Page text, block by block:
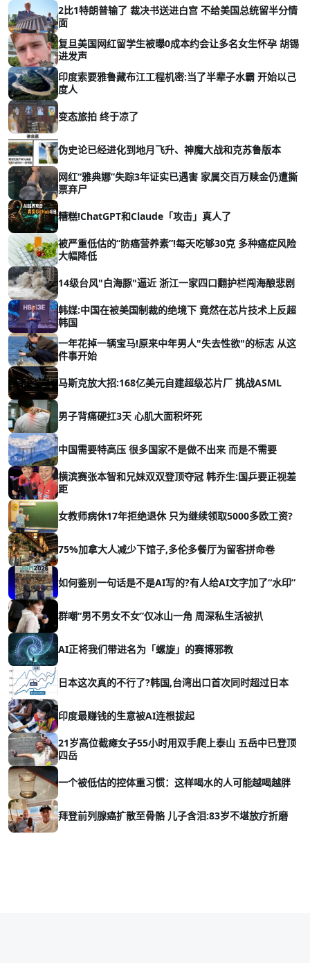
2比1特朗普输了 裁决书送进白宫 不给美国总统留半分情
面
复旦美国网红留学生被曝0成本约会让多名女生怀孕 胡锡
进发声
印度索要雅鲁藏布江工程机密:当了半辈子水霸 开始以己
度人
变态旅拍 终于凉了
伪史论已经进化到地月飞升、神魔大战和克苏鲁版本
网红“雅典娜”失踪3年证实已遇害 家属交百万赎金仍遭撕
票弃尸
糟糕!ChatGPT和Claude「攻击」真人了
被严重低估的“防癌营养素”!每天吃够30克 多种癌症风险
大幅降低
14级台风"白海豚"逼近 浙江一家四口翻护栏闯海酿悲剧
韩媒:中国在被美国制裁的绝境下 竟然在芯片技术上反超
韩国
一年花掉一辆宝马!原来中年男人"失去性欲"的标志 从这
件事开始
马斯克放大招:168亿美元自建超级芯片厂 挑战ASML
男子背痛硬扛3天 心肌大面积坏死
中国需要特高压 很多国家不是做不出来 而是不需要
横滨赛张本智和兄妹双双登顶夺冠 韩乔生:国乒要正视差
距
女教师病休17年拒绝退休 只为继续领取5000多欧工资?
75%加拿大人减少下馆子,多伦多餐厅为留客拼命卷
如何鉴别一句话是不是AI写的?有人给AI文字加了“水印”
群嘲“男不男女不女”仅冰山一角 周深私生活被扒
AI正将我们带进名为「螺旋」的赛博邪教
日本这次真的不行了?韩国,台湾出口首次同时超过日本
印度最赚钱的生意被AI连根拔起
21岁高位截瘫女子55小时用双手爬上泰山 五岳中已登顶
四岳
一个被低估的控体重习惯：这样喝水的人可能越喝越胖
拜登前列腺癌扩散至骨骼 儿子含泪:83岁不堪放疗折磨